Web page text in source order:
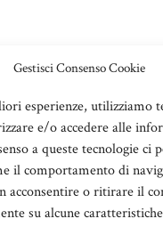
Gestisci Consenso Cookie
esperienze, utilizziamo
e/o accedere alle
a queste tecnologie ci
il comportamento di
acconsentire o ritirare il
su alcune
ADSeT